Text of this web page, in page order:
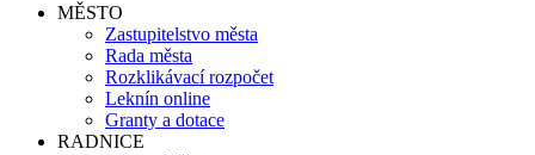
MĚSTO
Zastupitelstvo města
Rada města
Rozklikávací rozpočet
Leknín online
Granty a dotace
RADNICE